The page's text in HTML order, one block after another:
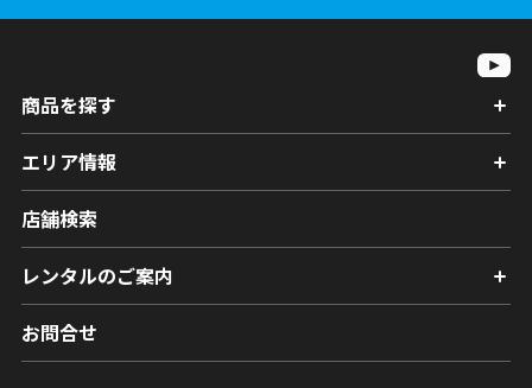
商品を探す
エリア情報
店舗検索
レンタルのご案内
お問合せ